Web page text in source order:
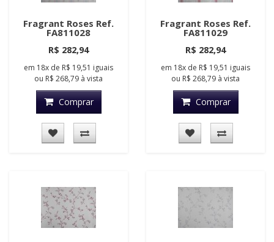
Fragrant Roses Ref.
FA811028
R$ 282,94
em 18x de R$ 19,51 iguais
ou R$ 268,79 à vista
Comprar
Fragrant Roses Ref.
FA811029
R$ 282,94
em 18x de R$ 19,51 iguais
ou R$ 268,79 à vista
Comprar